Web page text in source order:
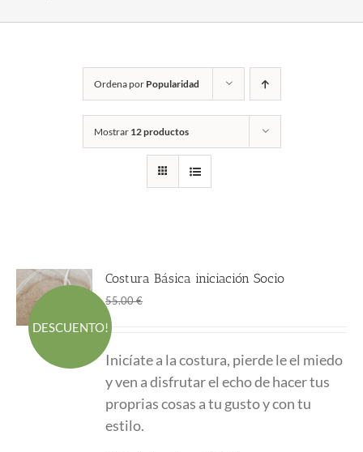
Ordena por Popularidad
Mostrar 12 productos
DESCUENTO!
Costura Básica iniciación Socio
55.00€
era:
55.00 €.
es:
45.00 €.
Inicíate a la costura, pierde le el miedo
y ven a disfrutar el echo de hacer tus
proprias cosas a tu gusto y con tu
estilo.